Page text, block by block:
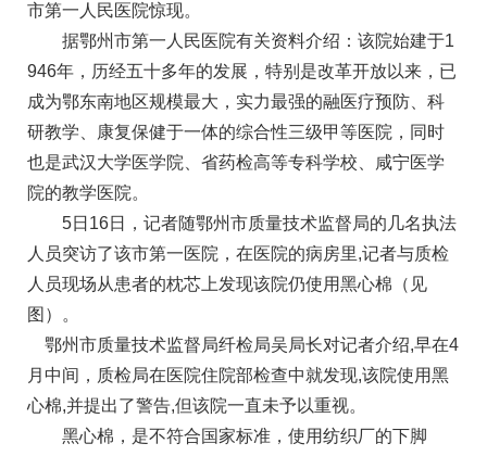
市第一人民医院惊现。
据鄂州市第一人民医院有关资料介绍：该院始建于1
946年，历经五十多年的发展，特别是改革开放以来，已
成为鄂东南地区规模最大，实力最强的融医疗预防、科
研教学、康复保健于一体的综合性三级甲等医院，同时
也是武汉大学医学院、省药检高等专科学校、咸宁医学
院的教学医院。
5日16日，记者随鄂州市质量技术监督局的几名执法
人员突访了该市第一医院，在医院的病房里,记者与质检
人员现场从患者的枕芯上发现该院仍使用黑心棉（见
图）。
鄂州市质量技术监督局纤检局吴局长对记者介绍,早在4
月中间，质检局在医院住院部检查中就发现,该院使用黑
心棉,并提出了警告,但该院一直未予以重视。
黑心棉，是不符合国家标准，使用纺织厂的下脚